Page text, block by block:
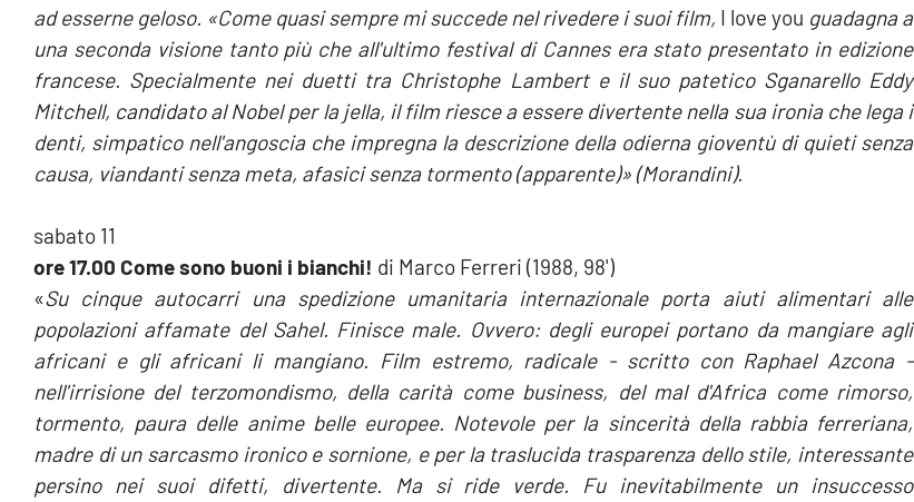
ad esserne geloso. «Come quasi sempre mi succede nel rivedere i suoi film, I love you guadagna a
una seconda visione tanto più che all'ultimo festival di Cannes era stato presentato in edizione
francese. Specialmente nei duetti tra Christophe Lambert e il suo patetico Sganarello Eddy
Mitchell, candidato al Nobel per la jella, il film riesce a essere divertente nella sua ironia che lega i
denti, simpatico nell'angoscia che impregna la descrizione della odierna gioventù di quieti senza
causa, viandanti senza meta, afasici senza tormento (apparente)» (Morandini).
sabato 11
ore 17.00 Come sono buoni i bianchi! di Marco Ferreri (1988, 98')
«Su cinque autocarri una spedizione umanitaria internazionale porta aiuti alimentari alle
popolazioni affamate del Sahel. Finisce male. Ovvero: degli europei portano da mangiare agli
africani e gli africani li mangiano. Film estremo, radicale - scritto con Raphael Azcona -
nell'irrisione del terzomondismo, della carità come business, del mal d'Africa come rimorso,
tormento, paura delle anime belle europee. Notevole per la sincerità della rabbia ferreriana,
madre di un sarcasmo ironico e sornione, e per la traslucida trasparenza dello stile, interessante
persino nei suoi difetti, divertente. Ma si ride verde. Fu inevitabilmente un insuccesso